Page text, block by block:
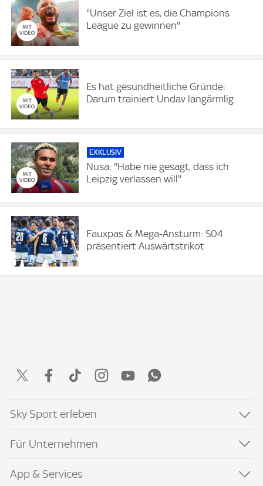
"Unser Ziel ist es, die Champions
League zu gewinnen"
Es hat gesundheitliche Gründe:
Darum trainiert Undav langärmlig
EXKLUSIV
Nusa: ''Habe nie gesagt, dass ich
Leipzig verlassen will''
Fauxpas & Mega-Ansturm: S04
präsentiert Auswärtstrikot
Sky Sport erleben
Für Unternehmen
App & Services